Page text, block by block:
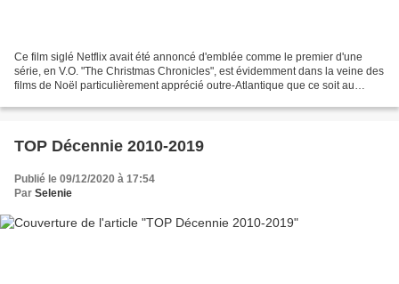
Ce film siglé Netflix avait été annoncé d'emblée comme le premier d'une
série, en V.O. "The Christmas Chronicles", est évidemment dans la veine des
films de Noël particulièrement apprécié outre-Atlantique que ce soit au
TOP Décennie 2010-2019
Publié le 09/12/2020 à 17:54
Par Selenie